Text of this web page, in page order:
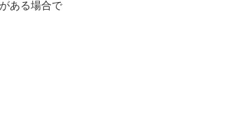
ある場合で